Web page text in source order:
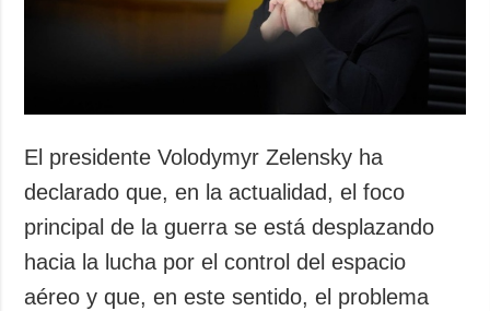
El presidente Volodymyr Zelensky ha
declarado que, en la actualidad, el foco
principal de la guerra se está desplazando
hacia la lucha por el control del espacio
aéreo y que, en este sentido, el problema